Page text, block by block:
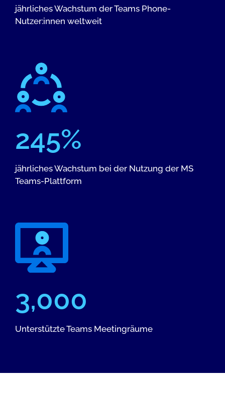
jährliches Wachstum der Teams Phone-
Nutzer:innen weltweit
245%
jährliches Wachstum bei der Nutzung der MS
Teams-Plattform
3,000
Unterstützte Teams Meetingräume